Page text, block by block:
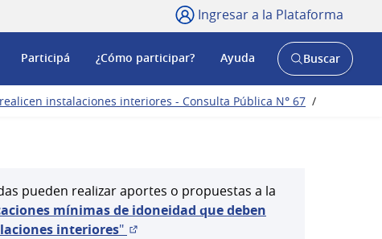
Ingresar a la Plataforma
Participá ¿Cómo participar? Ayuda
Abrir
y
Buscar
instalaciones interiores - Consulta Pública N° 67 /
pueden realizar aportes o propuestas a la
mínimas de idoneidad que deben
interiores"